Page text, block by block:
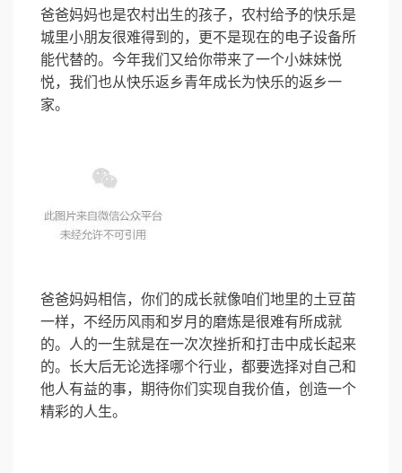
爸爸妈妈也是农村出生的孩子，农村给予的快乐是
城里小朋友很难得到的，更不是现在的电子设备所
能代替的。今年我们又给你带来了一个小妹妹悦
悦，我们也从快乐返乡青年成长为快乐的返乡一
家。
爸爸妈妈相信，你们的成长就像咱们地里的土豆苗
一样，不经历风雨和岁月的磨炼是很难有所成就
的。人的一生就是在一次次挫折和打击中成长起来
的。长大后无论选择哪个行业，都要选择对自己和
他人有益的事，期待你们实现自我价值，创造一个
精彩的人生。